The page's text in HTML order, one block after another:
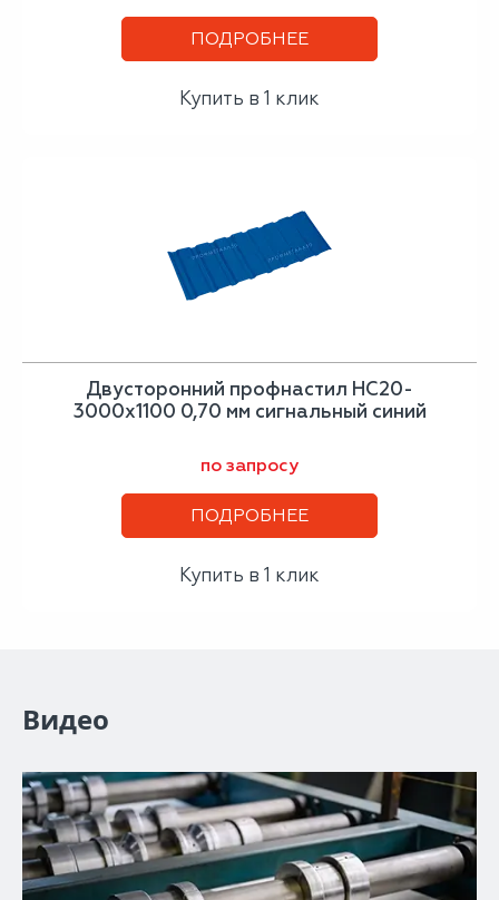
ПОДРОБНЕЕ
Купить в 1 клик
Двусторонний профнастил НС20-
3000х1100 0,70 мм сигнальный синий
по запросу
ПОДРОБНЕЕ
Купить в 1 клик
Видео